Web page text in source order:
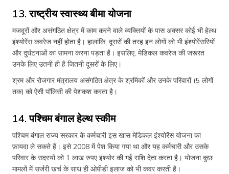
13. राष्ट्रीय स्वास्थ्य बीमा योजना
मजदूरों और असंगठित क्षेत्र में काम करने वाले व्यक्तियों के पास अक्सर कोई भी हेल्थ
इंश्योरेंस कवरेज नहीं होता है। हालांकि, दूसरों की तरह इन लोगों को भी इंश्योरेंसरियों
और दुर्घटनाओं का सामना करना पड़ता है। इसलिए, मेडिकल कवरेज की जरूरत
उनके लिए उतनी ही है जितनी दूसरों के लिए।
श्रम और रोजगार मंत्रालय असंगठित क्षेत्र के श्रमिकों और उनके परिवारों (5 लोगों
तक) को ऐसी पॉलिसी की पेशकश करता है।
14. पश्चिम बंगाल हेल्थ स्कीम
पश्चिम बंगाल राज्य सरकार के कर्मचारी इस खास मेडिकल इंश्योरेंस योजना का
फ़ायदा ले सकते हैं। इसे 2008 में पेश किया गया था और यह कर्मचारी और उसके
परिवार के सदस्यों को 1 लाख रुपए इंश्योर की गई राशि देता करता है। योजना कुछ
मामलों में सर्जरी खर्च के साथ ही ओपीडी इलाज को भी कवर करती है।